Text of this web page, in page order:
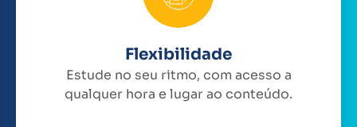
Flexibilidade
Estude no seu ritmo, com acesso a
qualquer hora e lugar ao conteúdo.